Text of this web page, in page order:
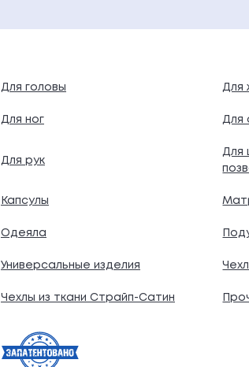
Для головы Для
Для ног Для
Для рук
Для
Капсулы
Одеяла
Универсальные изделия
Чехлы из ткани Страйп-Сатин